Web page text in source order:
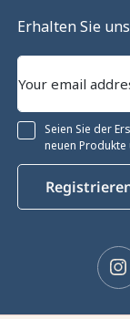
Erhalten Sie
Seien Sie der
neuen Produkte